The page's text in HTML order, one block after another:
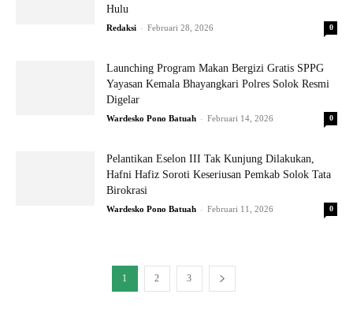
Hulu
Redaksi - Februari 28, 2026 0
Launching Program Makan Bergizi Gratis SPPG
Yayasan Kemala Bhayangkari Polres Solok Resmi
Digelar
Wardesko Pono Batuah - Februari 14, 2026 0
Pelantikan Eselon III Tak Kunjung Dilakukan,
Hafni Hafiz Soroti Keseriusan Pemkab Solok Tata
Birokrasi
Wardesko Pono Batuah - Februari 11, 2026 0
1 2 3